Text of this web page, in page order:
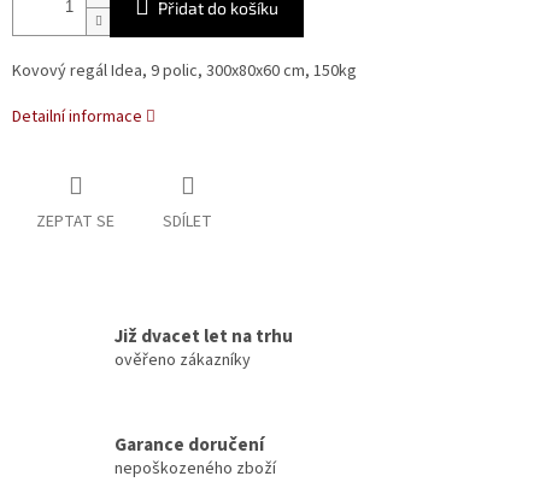
Přidat do košíku
Kovový regál Idea, 9 polic, 300x80x60 cm, 150kg
Detailní informace
ZEPTAT SE SDÍLET
Již dvacet let na trhu
ověřeno zákazníky
Garance doručení
nepoškozeného zboží